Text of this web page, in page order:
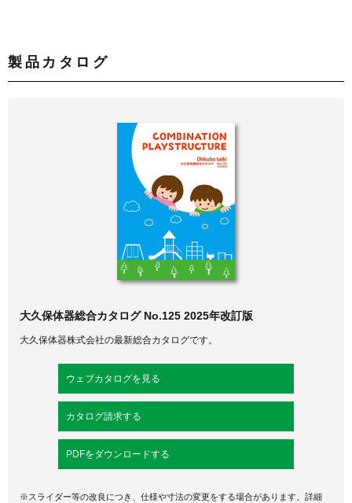
製品カタログ
大久保体器総合カタログ No.125 2025年改訂版
大久保体器株式会社の最新総合カタログです。
ウェブカタログを見る
カタログ請求する
PDFをダウンロードする
※スライダー等の改良につき、仕様や寸法の変更をする場合があります。詳細